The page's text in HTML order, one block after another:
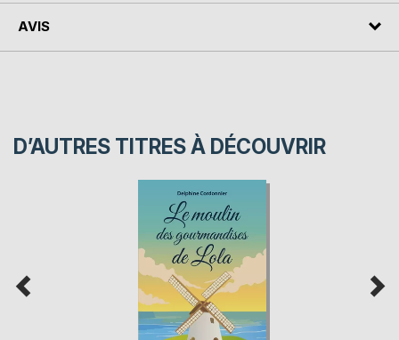
AVIS
D’AUTRES TITRES À DÉCOUVRIR